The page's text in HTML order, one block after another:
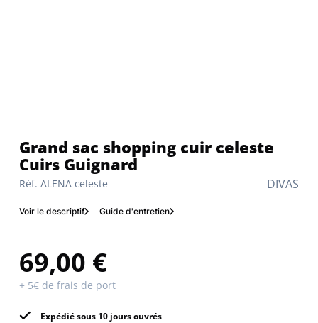
DIVAS
Réf. ALENA celeste
Grand sac shopping cuir celeste
Cuirs Guignard
Voir le descriptif Guide d'entretien
69,00 €
+ 5€ de frais de port
Expédié sous 10 jours ouvrés